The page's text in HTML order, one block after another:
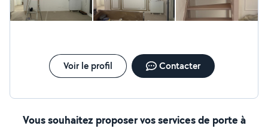
Voir le profil Contacter
Vous souhaitez proposer vos services de porte à